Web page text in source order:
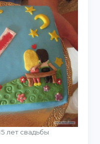
лет свадьбы